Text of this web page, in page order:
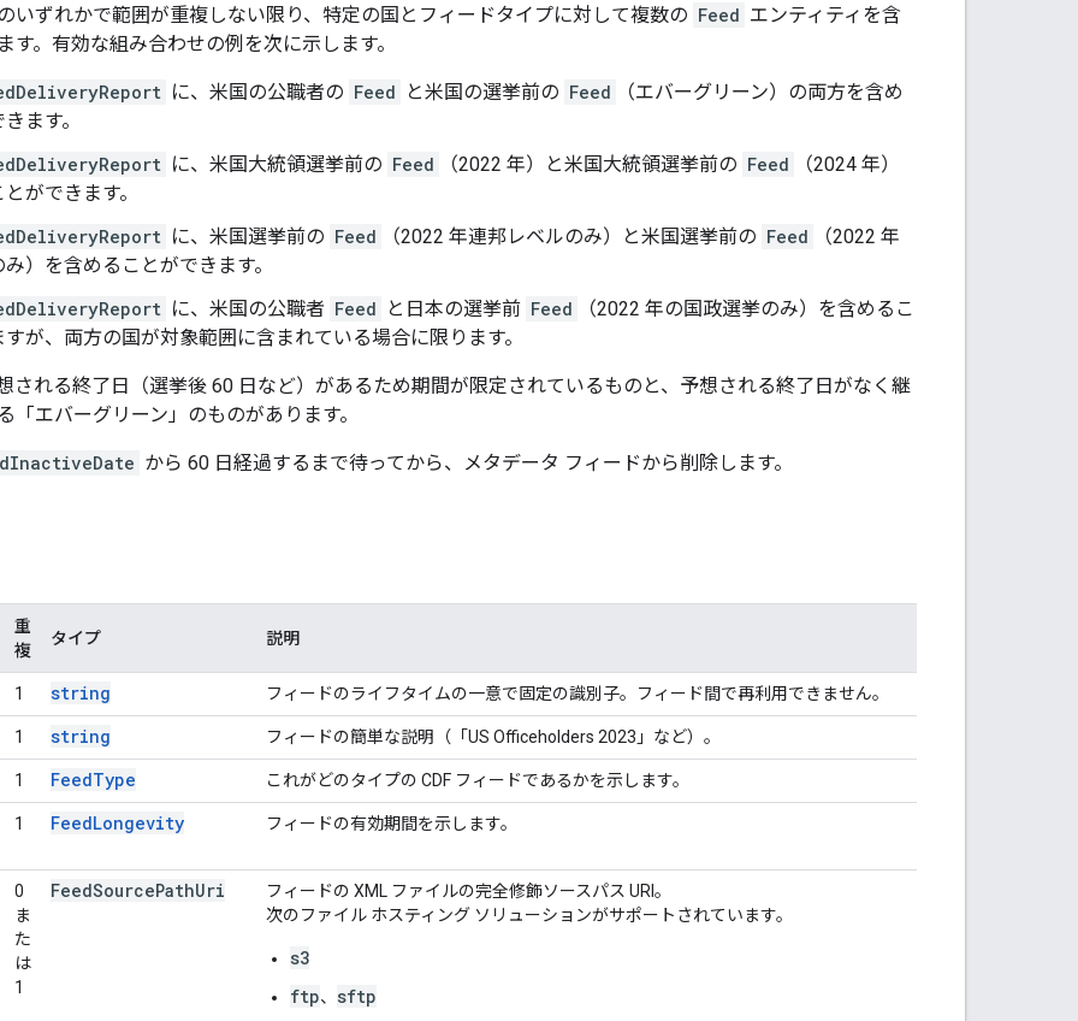
いずれかで範囲が重複しない限り、特定の国とフィードタイプに対して複数の Feed エンティティを含
す。有効な組み合わせの例を次に示します。
に、米国の公職者の Feed と米国の選挙前の Feed
（エバーグリーン）の両方を含め
ます。
に、米国大統領選挙前の Feed （2022 年）と米国大統領選挙前の Feed
（2024 年）
とができます。
に、米国選挙前の Feed （2022 年連邦レベルのみ）と米国選挙前の Feed
（2022 年
み）を含めることができます。
に、米国の公職者 Feed と日本の選挙前 Feed
（2022 年の国政選挙のみ）を含めるこ
すが、両方の国が対象範囲に含まれている場合に限ります。
される終了日（選挙後 60 日など）があるため期間が限定されているものと、予想される終了日がなく継
「エバーグリーン」のものがあります。
から 60 日経過するまで待ってから、メタデータ フィードから削除します。
重
複
タイプ 説明
1 string フィードのライフタイムの一意で固定の識別子。フィード間で再利用できません。
1 string フィードの簡単な説明（「US Officeholders 2023」など）。
1 FeedType これがどのタイプの CDF フィードであるかを示します。
1 FeedLongevity フィードの有効期間を示します。
0
ま
た
は
1
FeedSourcePathUri
フィードの XML ファイルの完全修飾ソースパス URI。
次のファイル ホスティング ソリューションがサポートされています。
s3
ftp、 sftp